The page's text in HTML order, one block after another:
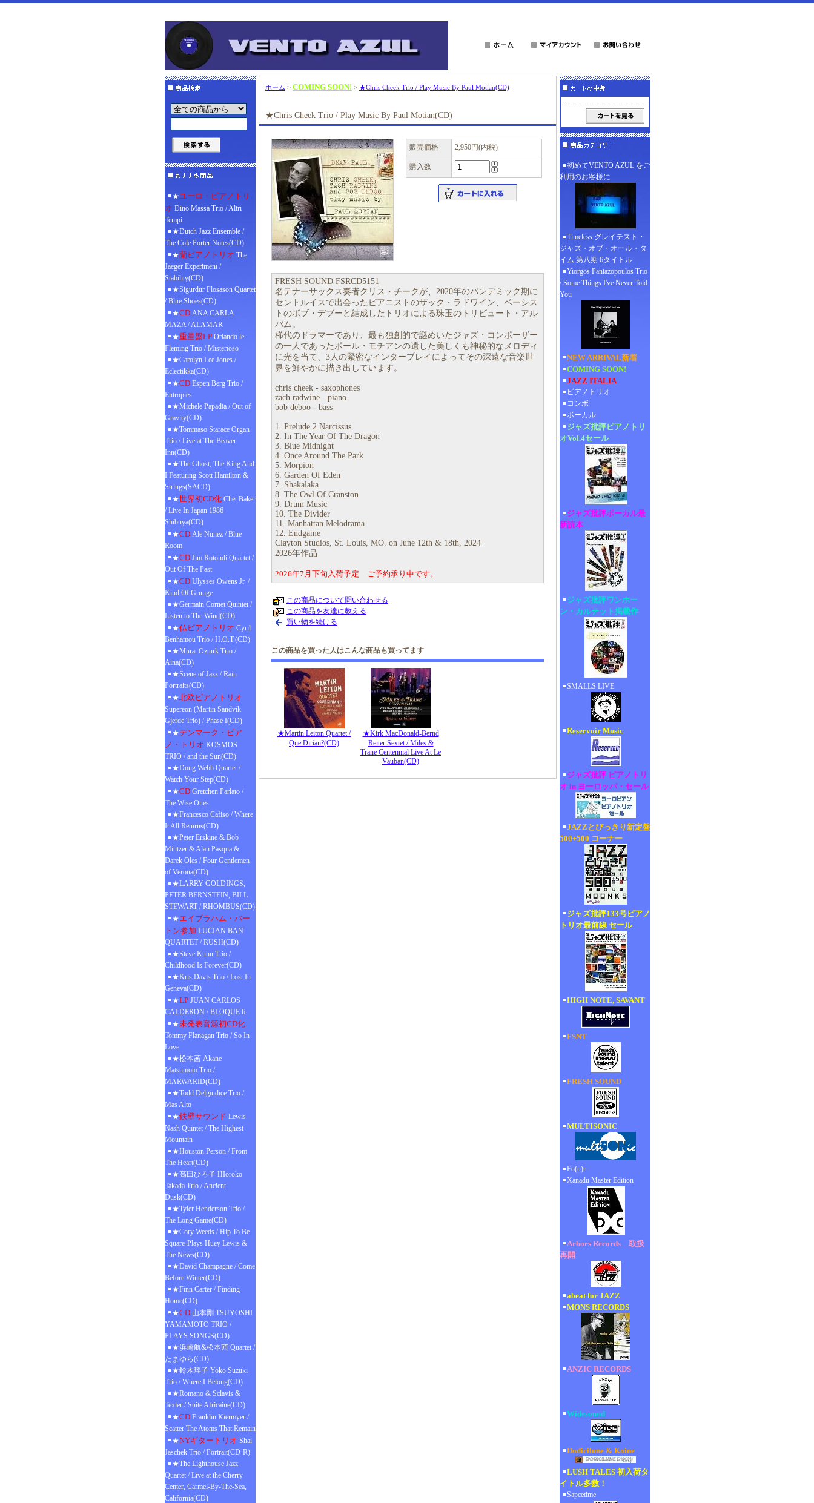
★ユーロ・ピアノトリ
オ Dino Massa Trio / Altri
Tempi
★Dutch Jazz Ensemble /
The Cole Porter Notes(CD)
★蘭ピアノトリオ The
Jaeger Experiment /
Stability(CD)
★Sigurdur Flosason Quartet
/ Blue Shoes(CD)
★CD ANA CARLA
MAZA / ALAMAR
★重量盤LP Orlando le
Fleming Trio / Misterioso
★Carolyn Lee Jones /
Eclectikka(CD)
★CD Espen Berg Trio /
Entropies
★Michele Papadia / Out of
Gravity(CD)
★Tommaso Starace Organ
Trio / Live at The Beaver
Inn(CD)
★The Ghost, The King And
I Featuring Scott Hamilton &
Strings(SACD)
★世界初CD化 Chet Baker
/ Live In Japan 1986
Shibuya(CD)
★CD Ale Nunez / Blue
Room
★CD Jim Rotondi Quartet /
Out Of The Past
★CD Ulysses Owens Jr. /
Kind Of Grunge
★Germain Cornet Quintet /
Listen to The Wind(CD)
★仏ピアノトリオ Cyril
Benhamou Trio / H.O.T.(CD)
★Murat Ozturk Trio /
Aina(CD)
★Scene of Jazz / Rain
Portraits(CD)
★北欧ピアノトリオ
Supereon (Martin Sandvik
Gjerde Trio) / Phase I(CD)
★デンマーク・ピア
ノ・トリオ KOSMOS
TRIO / and the Sun(CD)
★Doug Webb Quartet /
Watch Your Step(CD)
★CD Gretchen Parlato /
The Wise Ones
★Francesco Cafiso / Where
It All Returns(CD)
★Peter Erskine & Bob
Mintzer & Alan Pasqua &
Darek Oles / Four Gentlemen
of Verona(CD)
★LARRY GOLDINGS,
PETER BERNSTEIN, BILL
STEWART / RHOMBUS(CD)
★エイブラハム・バー
トン参加 LUCIAN BAN
QUARTET / RUSH(CD)
★Steve Kuhn Trio /
Childhood Is Forever(CD)
★Kris Davis Trio / Lost In
Geneva(CD)
★LP JUAN CARLOS
CALDERON / BLOQUE 6
★未発表音源初CD化
Tommy Flanagan Trio / So In
Love
★松本茜 Akane
Matsumoto Trio /
MARWARID(CD)
★Todd Delgiudice Trio /
Mas Alto
★鉄壁サウンド Lewis
Nash Quintet / The Highest
Mountain
★Houston Person / From
The Heart(CD)
★高田ひろ子 HIoroko
Takada Trio / Ancient
Dusk(CD)
★Tyler Henderson Trio /
The Long Game(CD)
★Cory Weeds / Hip To Be
Square-Plays Huey Lewis &
The News(CD)
★David Champagne / Come
Before Winter(CD)
★Finn Carter / Finding
Home(CD)
★CD 山本剛 TSUYOSHI
YAMAMOTO TRIO /
PLAYS SONGS(CD)
★浜崎航&松本茜 Quartet /
たまゆら(CD)
★鈴木瑶子 Yoko Suzuki
Trio / Where I Belong(CD)
★Romano & Sclavis &
Texier / Suite Africaine(CD)
★CD Franklin Kiermyer /
Scatter The Atoms That Remain
★NYギタートリオ Shai
Jaschek Trio / Portrait(CD-R)
★The Lighthouse Jazz
Quartet / Live at the Cherry
Center, Carmel-By-The-Sea,
California(CD)
ホーム > COMING SOON! > ★Chris Cheek Trio / Play Music By Paul Motian(CD)
★Chris Cheek Trio / Play Music By Paul Motian(CD)
販売価格 2,950円(内税)
購入数
FRESH SOUND FSRCD5151
名テナーサックス奏者クリス・チークが、2020年のパンデミック期に
セントルイスで出会ったピアニストのザック・ラドワイン、ベーシス
トのボブ・デブーと結成したトリオによる珠玉のトリビュート・アル
バム。
稀代のドラマーであり、最も独創的で謎めいたジャズ・コンポーザー
の一人であったポール・モチアンの遺した美しくも神秘的なメロディ
に光を当て、3人の緊密なインタープレイによってその深遠な音楽世
界を鮮やかに描き出しています。
chris cheek - saxophones
zach radwine - piano
bob deboo - bass
1. Prelude 2 Narcissus
2. In The Year Of The Dragon
3. Blue Midnight
4. Once Around The Park
5. Morpion
6. Garden Of Eden
7. Shakalaka
8. The Owl Of Cranston
9. Drum Music
10. The Divider
11. Manhattan Melodrama
12. Endgame
Clayton Studios, St. Louis, MO. on June 12th & 18th, 2024
2026年作品
2026年7月下旬入荷予定 ご予約承り中です。
この商品について問い合わせる
この商品を友達に教える
買い物を続ける
この商品を買った人はこんな商品も買ってます
★Martin Leiton Quartet /
Que Dirían?(CD)
★Kirk MacDonald-Bernd
Reiter Sextet / Miles &
Trane Centennial Live At Le
Vauban(CD)
初めてVENTO AZUL をご
利用のお客様に
Timeless グレイテスト・
ジャズ・オブ・オール・タ
イム 第八期 6タイトル
Yiorgos Pantazopoulos Trio
/ Some Things I've Never Told
You
NEW ARRIVAL新着
COMING SOON!
JAZZ ITALIA
ピアノトリオ
コンボ
ボーカル
ジャズ批評ピアノトリ
オVol.4セール
ジャズ批評ボーカル最
新読本
ジャズ批評ワンホー
ン・カルテット掲載作
SMALLS LIVE
Reservoir Music
ジャズ批評 ピアノトリ
オ in ヨーロッパ・セール
JAZZとびっきり新定盤
500+500 コーナー
ジャズ批評133号ピアノ
トリオ最前線 セール
HIGH NOTE, SAVANT
FSNT
FRESH SOUND
MULTISONIC
Fo(u)r
Xanadu Master Edition
Arbors Records 取扱
再開
abeat for JAZZ
MONS RECORDS
ANZIC RECORDS
Widesound
Dodicilune & Koine
LUSH TALES 初入荷タ
イトル多数！
Sapcetime